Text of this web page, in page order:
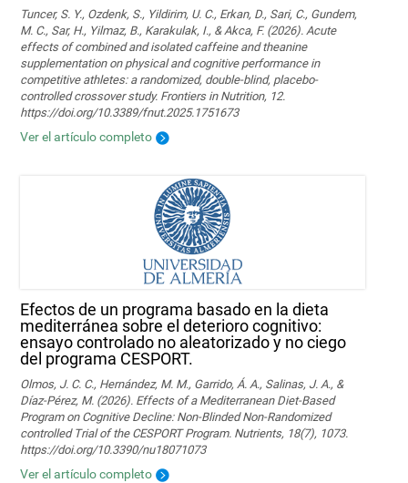
Tuncer, S. Y., Ozdenk, S., Yildirim, U. C., Erkan, D., Sari, C., Gundem,
M. C., Sar, H., Yilmaz, B., Karakulak, I., & Akca, F. (2026). Acute
effects of combined and isolated caffeine and theanine
supplementation on physical and cognitive performance in
competitive athletes: a randomized, double-blind, placebo-
controlled crossover study. Frontiers in Nutrition, 12.
https://doi.org/10.3389/fnut.2025.1751673
Ver el artículo completo
Efectos de un programa basado en la dieta
mediterránea sobre el deterioro cognitivo:
ensayo controlado no aleatorizado y no ciego
del programa CESPORT.
Olmos, J. C. C., Hernández, M. M., Garrido, Á. A., Salinas, J. A., &
Díaz-Pérez, M. (2026). Effects of a Mediterranean Diet-Based
Program on Cognitive Decline: Non-Blinded Non-Randomized
controlled Trial of the CESPORT Program. Nutrients, 18(7), 1073.
https://doi.org/10.3390/nu18071073
Ver el artículo completo